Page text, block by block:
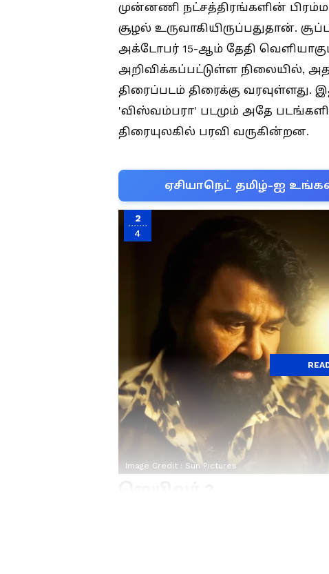
முன்னணி நட்சத்திரங்களின்
சூழல் உருவாகியிருப்பதுதான்.
அக்டோபர் 15-ஆம் தேதி
அறிவிக்கப்பட்டுள்ள நிலையில்,
திரைப்படம் திரைக்கு வரவுள்ளது.
'விஸ்வம்பரா' படமும் அதே
திரையுலகில் பரவி வருகின்றன.
ஏசியாநெட் தமிழ்-ஐ
2
4
Image Credit : Sun Pictures